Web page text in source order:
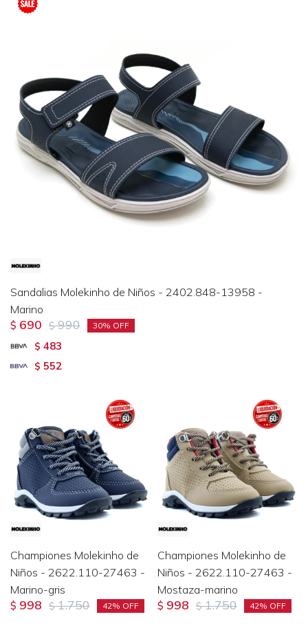
Sandalias Molekinho de Niños - 2402.848-13958 -
Marino
$ 690 $ 990 30
$ 483
$ 552
Championes Molekinho de
Niños - 2622.110-27463 -
Marino-gris
$ 998 $ 1.750 42
Championes Molekinho de
Niños - 2622.110-27463 -
Mostaza-marino
$ 998 $ 1.750 42